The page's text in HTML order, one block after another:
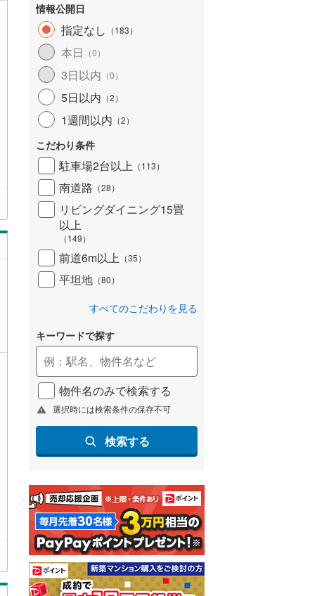
情報公開日
指定なし （183）
本日 （0）
3日以内 （0）
5日以内 （2）
1週間以内 （2）
こだわり条件
駐車場2台以上 （113）
南道路 （28）
リビングダイニング15畳
以上
（149）
前道6m以上 （35）
平坦地 （80）
すべてのこだわりを見る
キーワードで探す
物件名のみで検索する
選択時には検索条件の保存不可
検索する